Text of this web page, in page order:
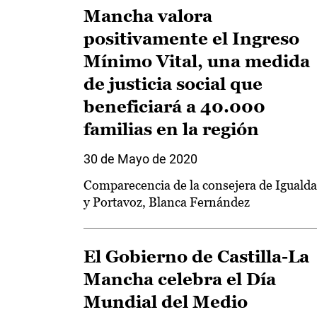
Mancha valora
positivamente el Ingreso
Mínimo Vital, una medida
de justicia social que
beneficiará a 40.000
familias en la región
30 de Mayo de 2020
Comparecencia de la consejera de
y Portavoz, Blanca Fernández
El Gobierno de Castilla-La
Mancha celebra el Día
Mundial del Medio